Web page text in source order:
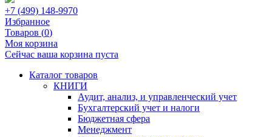
+7 (499) 148-9970
Избранное
Товаров (0)
Моя корзина
Сейчас ваша корзина пуста
Каталог товаров
КНИГИ
Аудит, анализ, и управленческий учет
Бухгалтерский учет и налоги
Бюджетная сфера
Менеджмент